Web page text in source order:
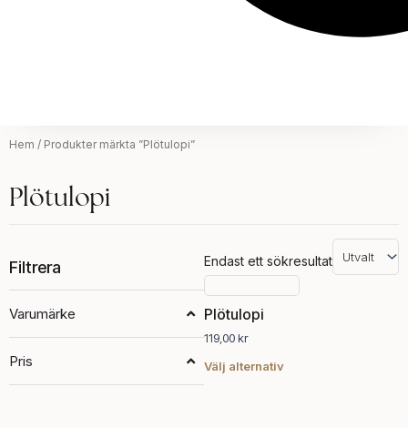
Hem / Produkter märkta ”Plötulopi”
Plötulopi
Filtrera
Varumärke
Pris
Endast ett sökresultat
Plötulopi
119,00kr
Välj alternativ